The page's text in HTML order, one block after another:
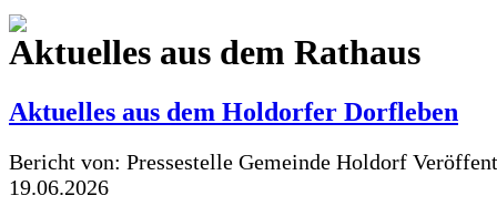
Aktuelles aus dem Rathaus
Aktuelles aus dem Holdorfer Dorfleben
Bericht von: Pressestelle Gemeinde Holdorf
19.06.2026